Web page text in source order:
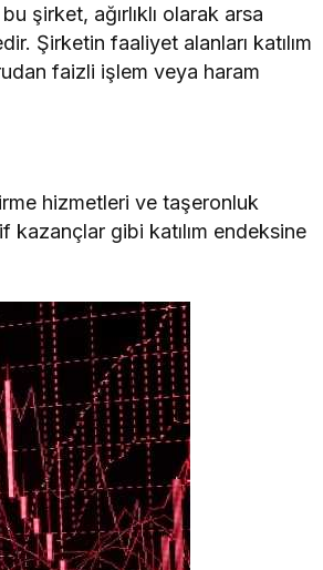
şirket, ağırlıklı olarak arsa
Şirketin faaliyet alanları katılım
faizli işlem veya haram
hizmetleri ve taşeronluk
gibi katılım endeksine